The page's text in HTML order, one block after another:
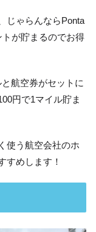
じゃらんならPonta
が貯まるのでお得
航空券がセットに
円で1マイル貯ま
使う航空会社のホ
すめします！